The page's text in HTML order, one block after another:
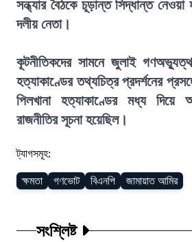
সন্ধ্যার বৈঠকে চূড়ান্ত সিদ্ধান্ত নেওয়া
দলীয় নেতা।
কূটনীতিকদের সামনে জুলাই
হত্যাকাণ্ডের তথ্যচিত্র প্রদর্শনের
পিলখানা হত্যাকাণ্ডের মধ্য দিয়ে
রাজনীতির সূচনা হয়েছিল।
ট্যাগসমূহ:
ক্ষমতা গণভোট বিএনপি জামায়াত আমির
সংশ্লিষ্ট